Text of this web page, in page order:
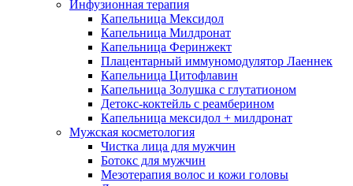
Инфузионная терапия
Капельница Мексидол
Капельница Милдронат
Капельница Феринжект
Плацентарный иммуномодулятор Лаеннек
Капельница Цитофлавин
Капельница Золушка с глутатионом
Детокс-коктейль с реамберином
Капельница мексидол + милдронат
Мужская косметология
Чистка лица для мужчин
Ботокс для мужчин
Мезотерапия волос и кожи головы